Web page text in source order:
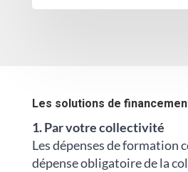
Les solutions de
1. Par votre collectivité
Les dépenses de formation
dépense obligatoire de la